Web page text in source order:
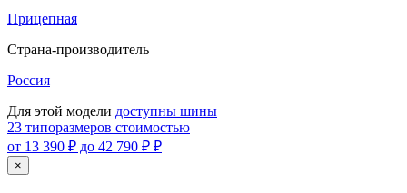
Прицепная
Страна-производитель
Россия
Для этой модели доступны шины
23 типоразмеров стоимостью
от 13 390 ₽ до 42 790 ₽ ₽
×